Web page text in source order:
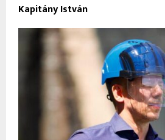
Kapitány István